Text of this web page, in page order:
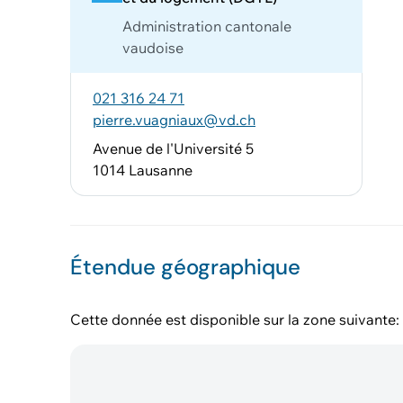
Administration cantonale
vaudoise
021 316 24 71
pierre.vuagniaux@vd.ch
Avenue de l'Université 5
1014 Lausanne
Étendue géographique
Cette donnée est disponible sur la zone suivante: